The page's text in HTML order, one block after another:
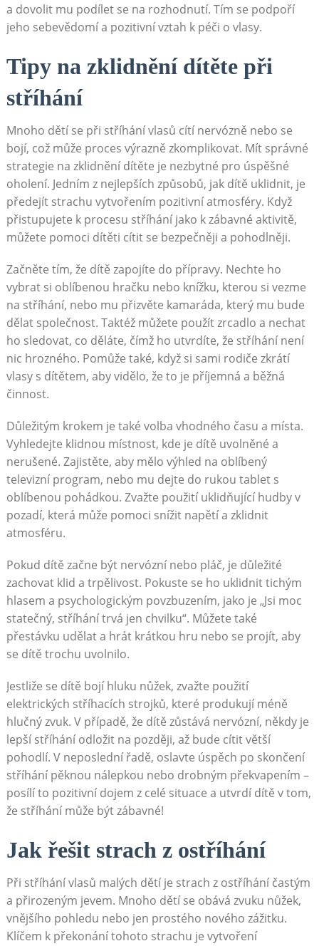
a dovolit mu podílet se na rozhodnutí. Tím se podpoří
jeho sebevědomí a pozitivní vztah k péči o vlasy.
Tipy na zklidnění dítěte při
stříhání
Mnoho dětí se při stříhání vlasů cítí nervózně nebo se
bojí, což může proces výrazně zkomplikovat. Mít správné
strategie na zklidnění dítěte je nezbytné pro úspěšné
oholení. Jedním z nejlepších způsobů, jak dítě uklidnit, je
předejít strachu vytvořením pozitivní atmosféry. Když
přistupujete k procesu stříhání jako k zábavné aktivitě,
můžete pomoci dítěti cítit se bezpečněji a pohodlněji.
Začněte tím, že dítě zapojíte do přípravy. Nechte ho
vybrat si oblíbenou hračku nebo knížku, kterou si vezme
na stříhání, nebo mu přizvěte kamaráda, který mu bude
dělat společnost. Taktéž můžete použít zrcadlo a nechat
ho sledovat, co děláte, čímž ho utvrdíte, že stříhání není
nic hrozného. Pomůže také, když si sami rodiče zkrátí
vlasy s dítětem, aby vidělo, že to je příjemná a běžná
činnost.
Důležitým krokem je také volba vhodného času a místa.
Vyhledejte klidnou místnost, kde je dítě uvolněné a
nerušené. Zajistěte, aby mělo výhled na oblíbený
televizní program, nebo mu dejte do rukou tablet s
oblíbenou pohádkou. Zvažte použití uklidňující hudby v
pozadí, která může pomoci snížit napětí a zklidnit
atmosféru.
Pokud dítě začne být nervózní nebo pláč, je důležité
zachovat klid a trpělivost. Pokuste se ho uklidnit tichým
hlasem a psychologickým povzbuzením, jako je „Jsi moc
statečný, stříhání trvá jen chvilku“. Můžete také
přestávku udělat a hrát krátkou hru nebo se projít, aby
se dítě trochu uvolnilo.
Jestliže se dítě bojí hluku nůžek, zvažte použití
elektrických stříhacích strojků, které produkují méně
hlučný zvuk. V případě, že dítě zůstává nervózní, někdy je
lepší stříhání odložit na později, až bude cítit větší
pohodlí. V neposlední řadě, oslavte úspěch po skončení
stříhání pěknou nálepkou nebo drobným překvapením –
posílí to pozitivní dojem z celé situace a utvrdí dítě v tom,
že stříhání může být zábavné!
Jak řešit strach z ostříhání
Při stříhání vlasů malých dětí je strach z ostříhání častým
a přirozeným jevem. Mnoho dětí se obává zvuku nůžek,
vnějšího pohledu nebo jen prostého nového zážitku.
Klíčem k překonání tohoto strachu je vytvoření